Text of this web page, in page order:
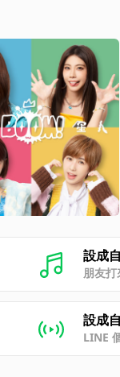
設成
朋友
設成
LINE